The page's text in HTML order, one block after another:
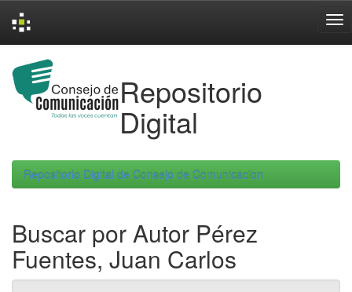
navigation
Repositorio
Digital
Repositorio Digital de Consejo de Comunicacion
Buscar por Autor Pérez
Fuentes, Juan Carlos